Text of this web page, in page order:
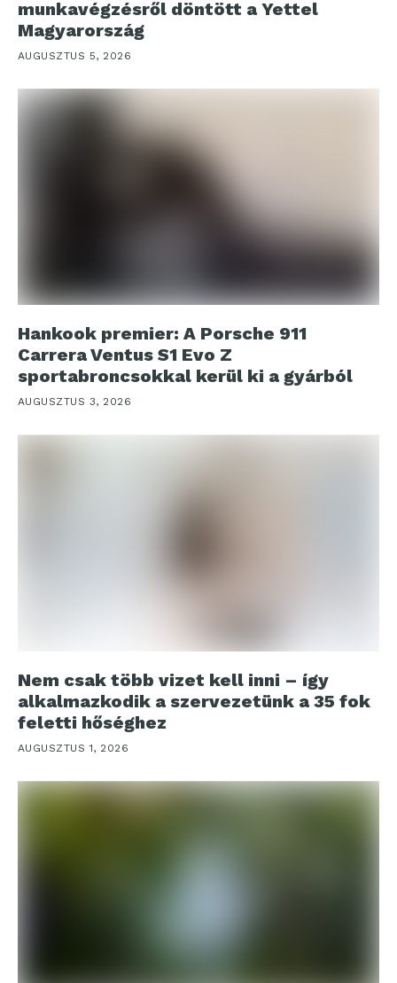
munkavégzésről döntött a Yettel
Magyarország
AUGUSZTUS 5, 2026
Hankook premier: A Porsche 911
Carrera Ventus S1 Evo Z
sportabroncsokkal kerül ki a gyárból
AUGUSZTUS 3, 2026
Nem csak több vizet kell inni – így
alkalmazkodik a szervezetünk a 35 fok
feletti hőséghez
AUGUSZTUS 1, 2026